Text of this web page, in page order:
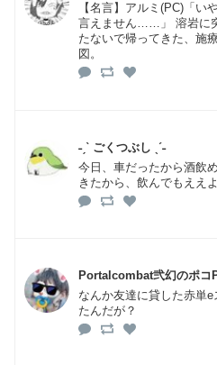
【名言】アルミ(PC)「い
言えません……」 溶岩に
たないで帰ってきた、施
図。
˗ˏˋ ごくつぶし ˎˊ˗
今日、車だったから酒飲
きたから、飲んでもええよ
Portalcombat弐幻のポコ
なんか友達に貸した赤単
たんだが？